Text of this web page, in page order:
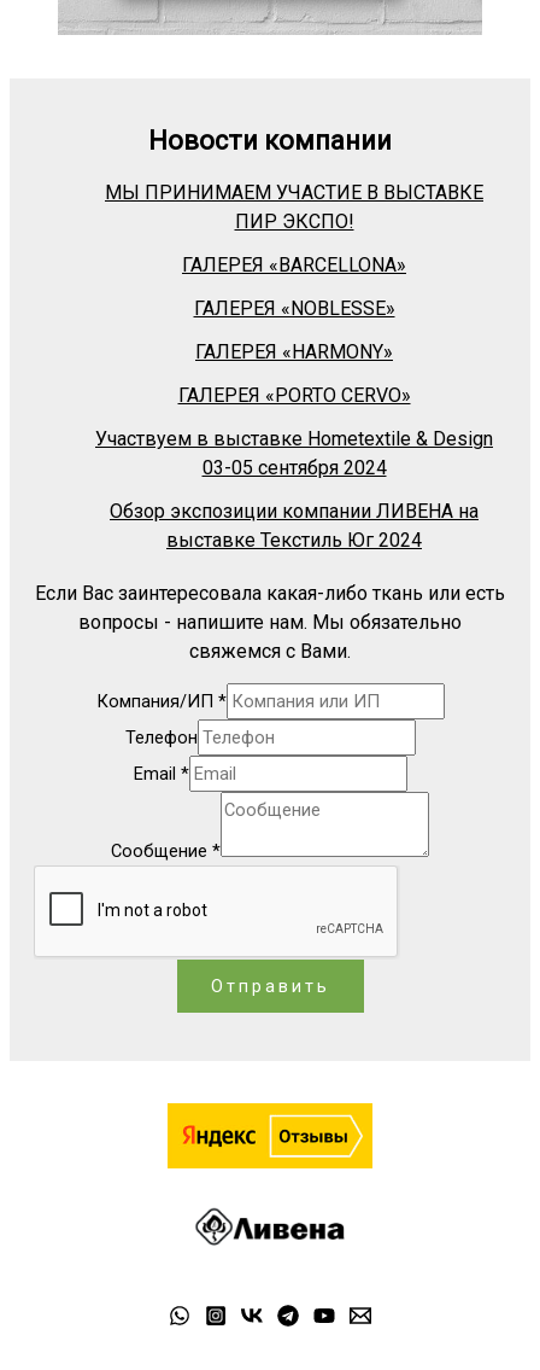
Новости компании
МЫ ПРИНИМАЕМ УЧАСТИЕ В ВЫСТАВКЕ
ПИР ЭКСПО!
ГАЛЕРЕЯ «BARСELLONA»
ГАЛЕРЕЯ «NOBLESSE»
ГАЛЕРЕЯ «HARMONY»
ГАЛЕРЕЯ «PORTO CERVO»
Участвуем в выставке Hometextile & Design
03-05 сентября 2024
Обзор экспозиции компании ЛИВЕНА на
выставке Текстиль Юг 2024
Если Вас заинтересовала какая-либо ткань или есть
вопросы - напишите нам. Мы обязательно
свяжемся с Вами.
Компания/ИП *
Телефон
Email *
Сообщение *
Отправить